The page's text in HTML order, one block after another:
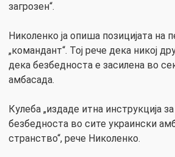
загрозен“.
Николенко ја опиша позицијата на
„командант“. Тој рече дека никој
дека безбедноста е засилена во
амбасада.
Кулеба „издаде итна инструкција
безбедноста во сите украински
странство“, рече Николенко.